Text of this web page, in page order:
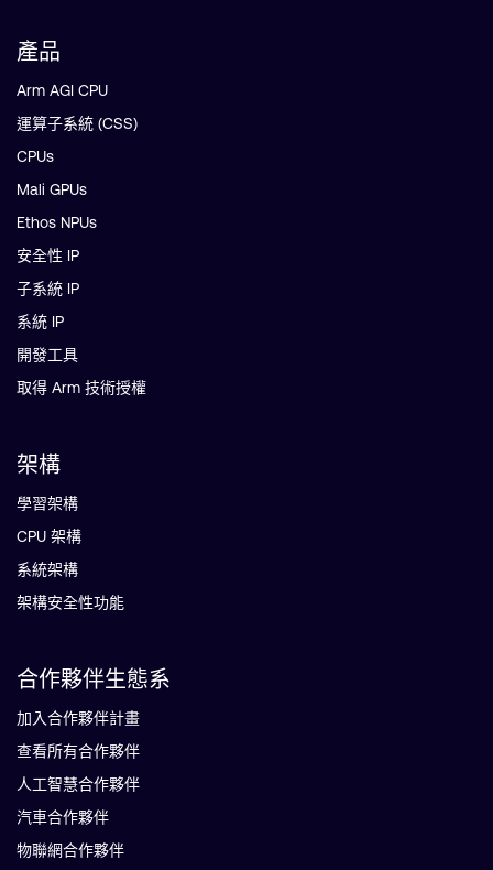
產品
Arm AGI CPU
運算子系統 (CSS)
CPUs
Mali GPUs
Ethos NPUs
安全性 IP
子系統 IP
系統 IP
開發工具
取得 Arm 技術授權
架構
學習架構
CPU 架構
系統架構
架構安全性功能
合作夥伴生態系
加入合作夥伴計畫
查看所有合作夥伴
人工智慧合作夥伴
汽車合作夥伴
物聯網合作夥伴